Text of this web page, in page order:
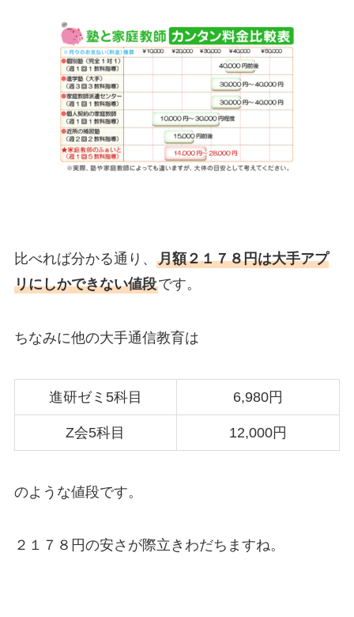
比べれば分かる通り、 月額２１７８円は大手アプ
リにしかできない値段です。
ちなみに他の大手通信教育は
進研ゼミ5科目 6,980円
Z会5科目 12,000円
のような値段です。
２１７８円の安さが際立きわだちますね。